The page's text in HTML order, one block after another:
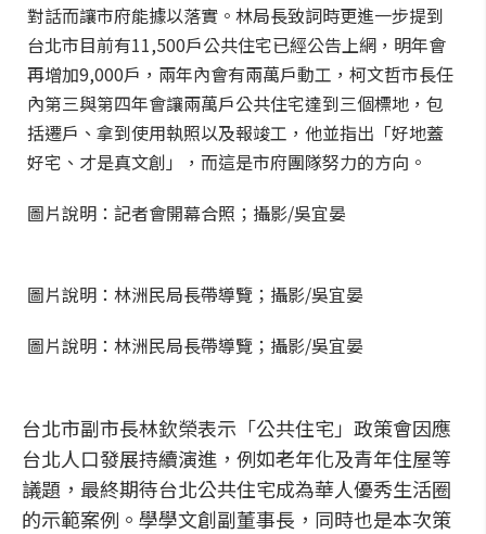
對話而讓市府能據以落實。林局長致詞時更進一步提到
台北市目前有11,500戶公共住宅已經公告上網，明年會
再增加9,000戶，兩年內會有兩萬戶動工，柯文哲市長任
內第三與第四年會讓兩萬戶公共住宅達到三個標地，包
括遷戶、拿到使用執照以及報竣工，他並指出「好地蓋
好宅、才是真文創」，而這是市府團隊努力的方向。
圖片說明：記者會開幕合照；攝影/吳宜晏
圖片說明：林洲民局長帶導覽；攝影/吳宜晏
圖片說明：林洲民局長帶導覽；攝影/吳宜晏
台北市副市長林欽榮表示「公共住宅」政策會因應
台北人口發展持續演進，例如老年化及青年住屋等
議題，最終期待台北公共住宅成為華人優秀生活圈
的示範案例。學學文創副董事長，同時也是本次策